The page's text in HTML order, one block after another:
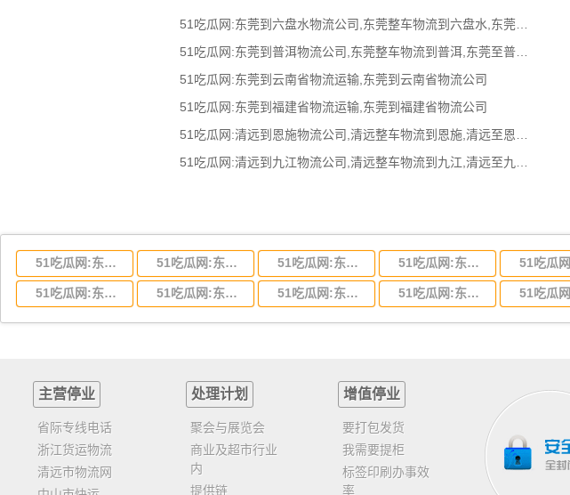
51吃瓜网:东莞到六盘水物流公司,东莞整车物流到六盘水,东莞至六盘水物流专线
51吃瓜网:东莞到普洱物流公司,东莞整车物流到普洱,东莞至普洱物流专线 - 天南
51吃瓜网:东莞到云南省物流运输,东莞到云南省物流公司
51吃瓜网:东莞到福建省物流运输,东莞到福建省物流公司
51吃瓜网:东莞到湖北省物流专线,东莞到湖北省物流公司 51吃瓜网:东莞到河南省物流专线,东莞到河南省物流公司 51吃瓜网:东莞到湖南省物流专线,东莞到湖南省物流公司 51吃瓜网:东莞到河北省物流专线,东莞到河北省物流公司
51吃瓜网:东莞到云南省物流运输,东莞到云南省物流公司 51吃瓜网:东莞到江西省物流专线,东莞到江西省物流公司 51吃瓜网:东莞到安徽省物流专线,东莞到安徽省物流公司 51吃瓜网:东莞到山东省物流专线,东莞到山东省物流公司
主营停业
省际专线电话
浙江货运物流
清远市物流网
处理计划
聚会与展览会
商业及超市行业
内
提供链
增值停业
要打包发货
我需要提柜
标签印刷办事效
率